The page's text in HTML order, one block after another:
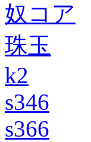
奴コア
珠玉
k2
s346
s366